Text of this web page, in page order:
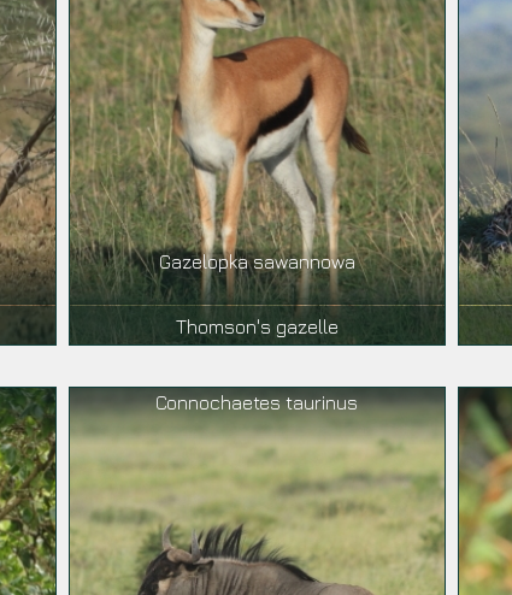
Gazelopka sawannowa
Thomson's gazelle
Connochaetes taurinus